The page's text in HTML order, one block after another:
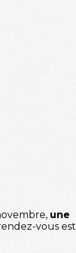
une
vous est